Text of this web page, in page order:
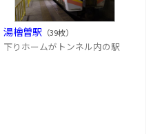
湯檜曽駅 （39枚）
下りホームがトンネル内の駅